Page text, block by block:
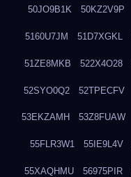
50JO9B1K 50KZ2V9P
5160U7JM 51D7XGKL
51ZE8MKB 522X4O28
52SYO0Q2 52TPECFV
53EKZAMH 53Z8FUAW
55FLR3W1 55IE9L4V
55XAQHMU 56975PIR